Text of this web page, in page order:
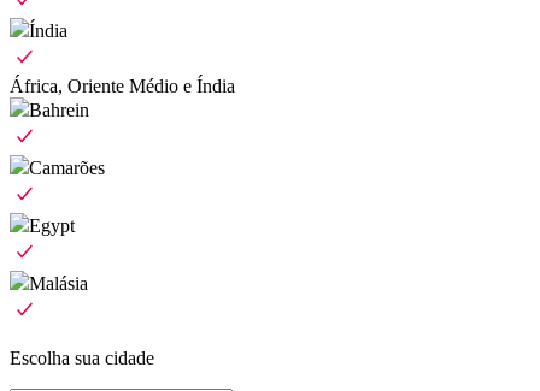
Índia
África, Oriente Médio e Índia
Bahrein
Camarões
Egypt
Malásia
Escolha sua cidade